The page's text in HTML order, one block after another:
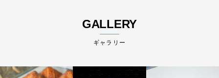
GALLERY
ギャラリー